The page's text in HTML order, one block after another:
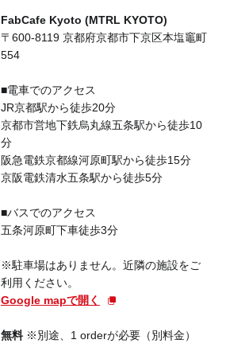
FabCafe Kyoto (MTRL KYOTO)
〒600-8119 京都府京都市下京区本塩竈町
554
■電車でのアクセス
JR京都駅から徒歩20分
京都市営地下鉄烏丸線五条駅から徒歩10
分
阪急電鉄京都線河原町駅から徒歩15分
京阪電鉄清水五条駅から徒歩5分
■バスでのアクセス
五条河原町下車徒歩3分
※駐車場はありません。近隣の施設をご
利用ください。
Google mapで開く
無料※別途、1 orderが必要（別料金）